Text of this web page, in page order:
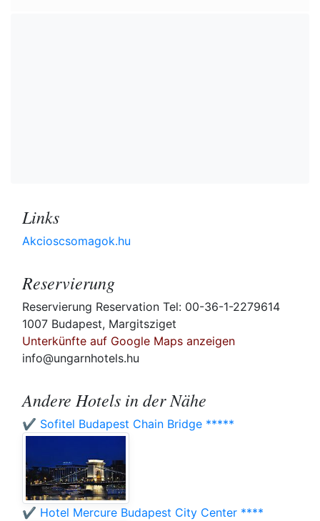
Links
Akcioscsomagok.hu
Reservierung
Reservierung Reservation Tel: 00-36-1-2279614
1007 Budapest, Margitsziget
Unterkünfte auf Google Maps anzeigen
info@ungarnhotels.hu
Andere Hotels in der Nähe
✔️ Sofitel Budapest Chain Bridge *****
✔️ Hotel Mercure Budapest City Center ****